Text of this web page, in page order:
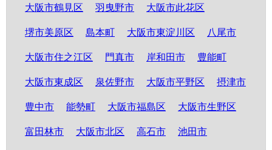
大阪市鶴見区 羽曳野市 大阪市此花区
堺市美原区 島本町 大阪市東淀川区 八尾市
大阪市住之江区 門真市 岸和田市 豊能町
大阪市東成区 泉佐野市 大阪市平野区 摂津市
豊中市 能勢町 大阪市福島区 大阪市生野区
富田林市 大阪市北区 高石市 池田市